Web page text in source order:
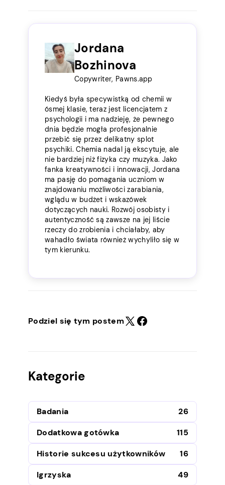
Jordana
Bozhinova
Copywriter, Pawns.app
Kiedyś była specywistką od chemii w
ósmej klasie, teraz jest licencjatem z
psychologii i ma nadzieję, że pewnego
dnia będzie mogła profesjonalnie
przebić się przez delikatny splot
psychiki. Chemia nadal ją ekscytuje, ale
nie bardziej niż fizyka czy muzyka. Jako
fanka kreatywności i innowacji, Jordana
ma pasję do pomagania uczniom w
znajdowaniu możliwości zarabiania,
wglądu w budżet i wskazówek
dotyczących nauki. Rozwój osobisty i
autentyczność są zawsze na jej liście
rzeczy do zrobienia i chciałaby, aby
wahadło świata również wychyliło się w
tym kierunku.
Podziel się tym postem
Kategorie
Badania
26
Dodatkowa gotówka
115
Historie sukcesu użytkowników
16
Igrzyska
49